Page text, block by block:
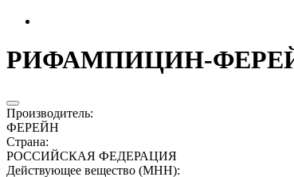
РИФАМПИЦИН-
Производитель:
ФЕРЕЙН
Страна:
РОССИЙСКАЯ ФЕДЕРАЦИЯ
Действующее вещество (МНН):